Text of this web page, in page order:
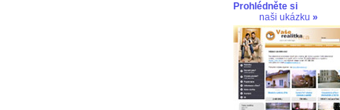
Prohlédněte si
naši ukázku »